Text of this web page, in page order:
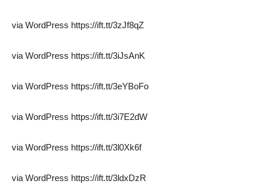
via WordPress https://ift.tt/3zJf8qZ
via WordPress https://ift.tt/3iJsAnK
via WordPress https://ift.tt/3eYBoFo
via WordPress https://ift.tt/3i7E2dW
via WordPress https://ift.tt/3l0Xk6f
via WordPress https://ift.tt/3ldxDzR